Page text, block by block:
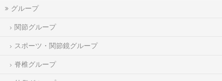
グループ
関節グループ
スポーツ・関節鏡グループ
脊椎グループ